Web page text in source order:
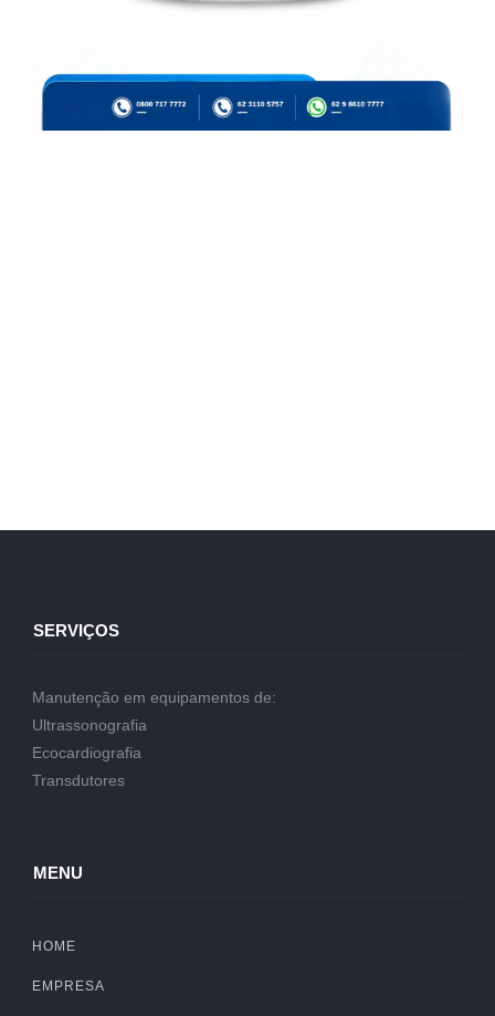
SERVIÇOS
Manutenção em equipamentos de:
Ultrassonografia
Ecocardiografia
Transdutores
MENU
HOME
EMPRESA